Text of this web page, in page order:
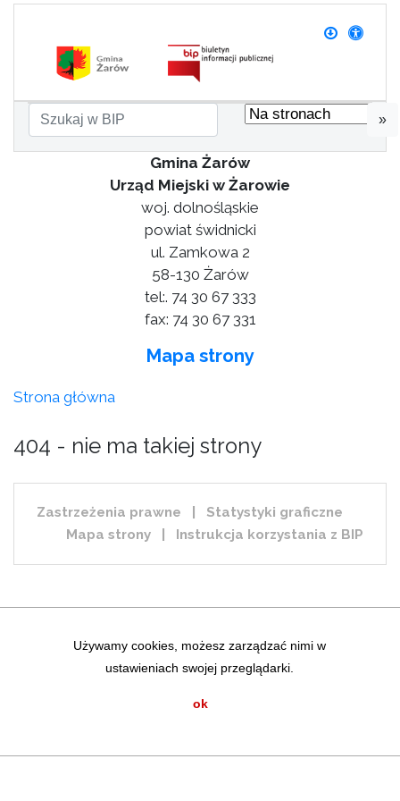
Używamy cookies, możesz zarządzać nimi w
ustawieniach swojej przeglądarki.
ok
»
Gmina Żarów
Urząd Miejski w Żarowie
woj. dolnośląskie
powiat świdnicki
ul. Zamkowa 2
58-130 Żarów
tel:. 74 30 67 333
fax: 74 30 67 331
Mapa strony
Strona główna
404 - nie ma takiej strony
Zastrzeżenia prawne
Statystyki graficzne
Mapa strony
Instrukcja korzystania z BIP